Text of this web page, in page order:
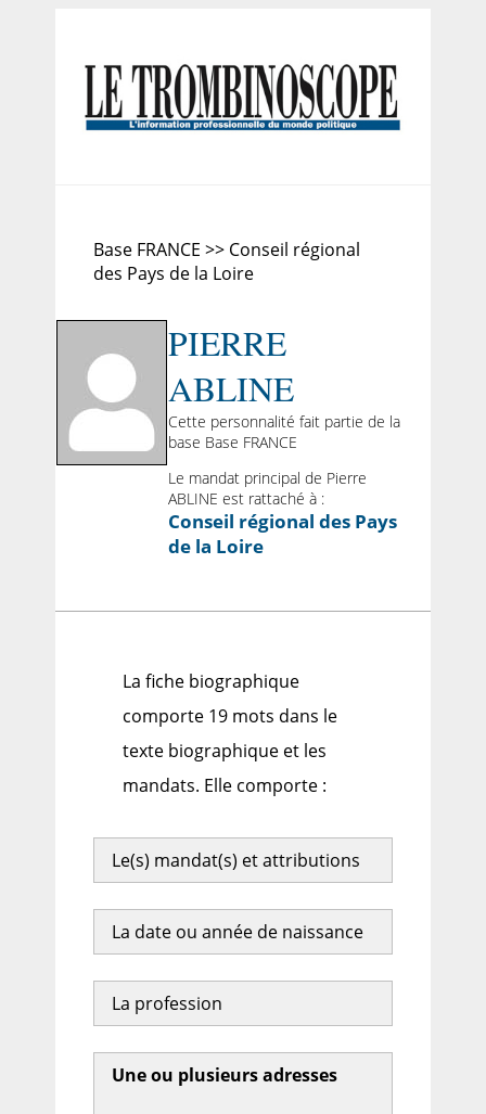
Base FRANCE >> Conseil régional
des Pays de la Loire
PIERRE
ABLINE
Cette personnalité fait partie de la
base Base FRANCE
Le mandat principal de Pierre
ABLINE est rattaché à :
Conseil régional des Pays
de la Loire
La fiche biographique
comporte 19 mots dans le
texte biographique et les
mandats. Elle comporte :
Le(s) mandat(s) et attributions
La date ou année de naissance
La profession
Une ou plusieurs adresses